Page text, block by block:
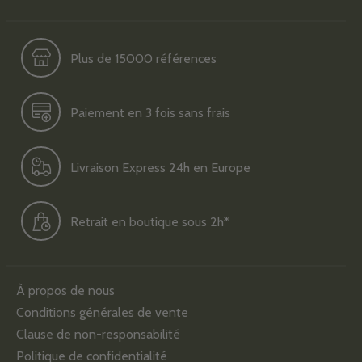
Plus de 15000 références
Paiement en 3 fois sans frais
Livraison Express 24h en Europe
Retrait en boutique sous 2h*
À propos de nous
Conditions générales de vente
Clause de non-responsabilité
Politique de confidentialité